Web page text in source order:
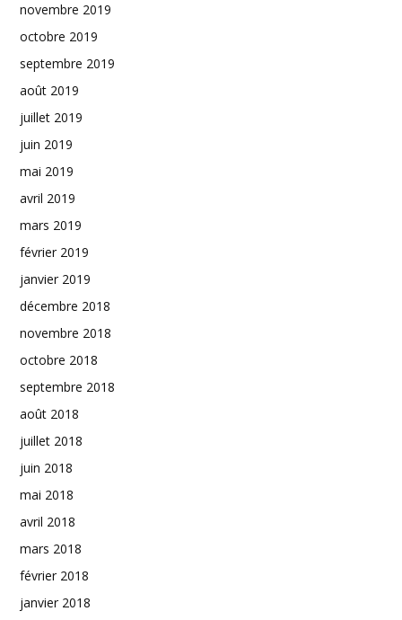
novembre 2019
octobre 2019
septembre 2019
août 2019
juillet 2019
juin 2019
mai 2019
avril 2019
mars 2019
février 2019
janvier 2019
décembre 2018
novembre 2018
octobre 2018
septembre 2018
août 2018
juillet 2018
juin 2018
mai 2018
avril 2018
mars 2018
février 2018
janvier 2018